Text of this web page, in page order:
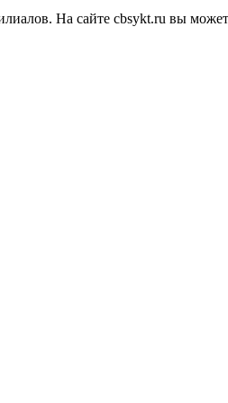
На сайте cbsykt.ru вы